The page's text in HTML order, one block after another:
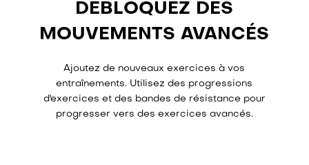
DÉBLOQUEZ DES
MOUVEMENTS AVANCÉS
Ajoutez de nouveaux exercices à vos
entraînements. Utilisez des progressions
d'exercices et des bandes de résistance pour
progresser vers des exercices avancés.